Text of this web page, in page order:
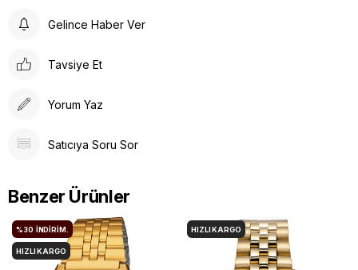
Gelince Haber Ver
Tavsiye Et
Yorum Yaz
Satıcıya Soru Sor
Benzer Ürünler
%30 İNDIRIM.
HIZLI KARGO
HIZLI KARGO